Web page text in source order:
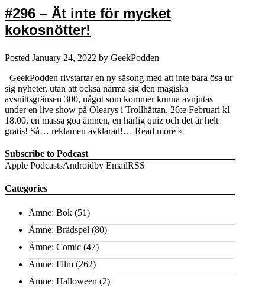
#296 – Ät inte för mycket
kokosnötter!
Posted January 24, 2022 by GeekPodden
GeekPodden rivstartar en ny säsong med att inte bara ösa ur
sig nyheter, utan att också närma sig den magiska
avsnittsgränsen 300, något som kommer kunna avnjutas
under en live show på Olearys i Trollhättan. 26:e Februari kl
18.00, en massa goa ämnen, en härlig quiz och det är helt
gratis! Så… reklamen avklarad!… Read more »
Subscribe to Podcast
Apple PodcastsAndroidby EmailRSS
Categories
Ämne: Bok (51)
Ämne: Brädspel (80)
Ämne: Comic (47)
Ämne: Film (262)
Ämne: Halloween (2)